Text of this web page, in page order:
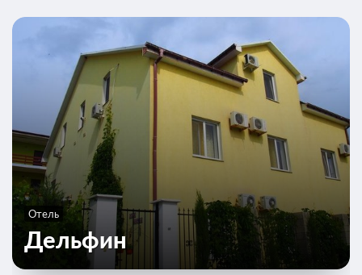
6 фото
Люкс (2-комнатный)
Телевизор
Ванная комната в номере
Общая ванная комната
Сплит-система
Завтрак
Отель
Дельфин